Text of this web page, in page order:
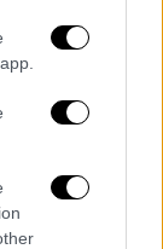
σέντερ
34%
σε